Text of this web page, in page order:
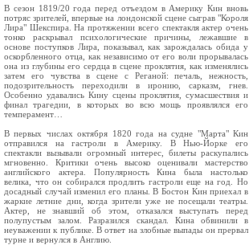
В сезон 1819/20 года перед отъездом в Америку Кин вновь
потряс зрителей, впервые на лондонской сцене сыграв "Короля
Лира" Шекспира. На протяжении всего спектакля актер очень
тонко раскрывал психологические причины, лежавшие в
основе поступков Лира, показывал, как зарождалась обида у
оскорбленного отца, как независимо от его воли прорывалась
она из глубины его сердца в сцене проклятия, как изменялись
затем его чувства в сцене с Реганой: печаль, нежность,
подозрительность переходили в иронию, сарказм, гнев.
Особенно удавались Кину сцены проклятия, сумасшествия и
финал трагедии, в которых во всю мощь проявлялся его
темперамент…
В первых числах октября 1820 года на судне "Марта" Кин
отправился на гастроли в Америку. В Нью-Йорке его
спектакли вызывали огромный интерес, билеты раскупались
мгновенно. Критики очень высоко оценивали мастерство
английского актера. Популярность Кина была настолько
велика, что он собирался продлить гастроли еще на год. Но
досадный случай изменил его планы. В Бостон Кин приехал в
жаркие летние дни, когда зрители уже не посещали театры.
Актер, не знавший об этом, отказался выступать перед
полупустым залом. Разразился скандал. Кина обвинили в
неуважении к публике. В ответ на злобные выпады он прервал
турне и вернулся в Англию.